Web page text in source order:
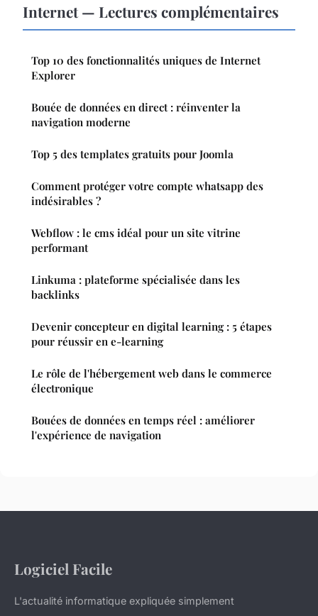
Internet — Lectures complémentaires
Top 10 des fonctionnalités uniques de Internet
Explorer
Bouée de données en direct : réinventer la
navigation moderne
Top 5 des templates gratuits pour Joomla
Comment protéger votre compte whatsapp des
indésirables ?
Webflow : le cms idéal pour un site vitrine
performant
Linkuma : plateforme spécialisée dans les
backlinks
Devenir concepteur en digital learning : 5 étapes
pour réussir en e-learning
Le rôle de l'hébergement web dans le commerce
électronique
Bouées de données en temps réel : améliorer
l'expérience de navigation
Logiciel Facile
L'actualité informatique expliquée simplement